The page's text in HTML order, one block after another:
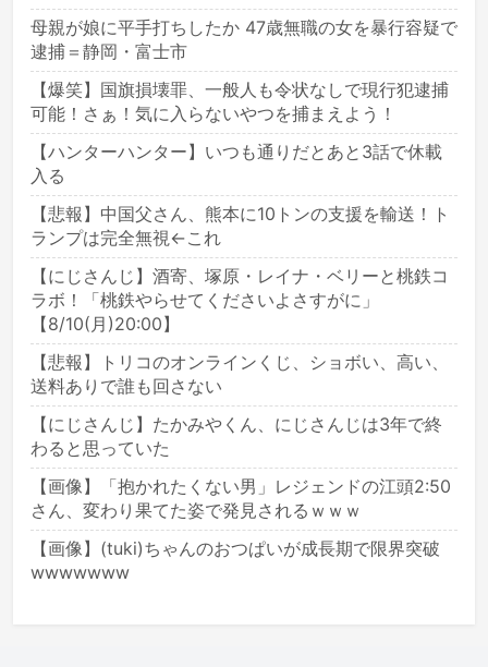
母親が娘に平手打ちしたか 47歳無職の女を暴行容疑で
逮捕＝静岡・富士市
【爆笑】国旗損壊罪、一般人も令状なしで現行犯逮捕
可能！さぁ！気に入らないやつを捕まえよう！
【ハンターハンター】いつも通りだとあと3話で休載
入る
【悲報】中国父さん、熊本に10トンの支援を輸送！ト
ランプは完全無視←これ
【にじさんじ】酒寄、塚原・レイナ・ベリーと桃鉄コ
ラボ！「桃鉄やらせてくださいよさすがに」
【8/10(月)20:00】
【悲報】トリコのオンラインくじ、ショボい、高い、
送料ありで誰も回さない
【にじさんじ】たかみやくん、にじさんじは3年で終
わると思っていた
【画像】「抱かれたくない男」レジェンドの江頭2:50
さん、変わり果てた姿で発見されるｗｗｗ
【画像】(tuki)ちゃんのおつぱいが成長期で限界突破
wwwwwww